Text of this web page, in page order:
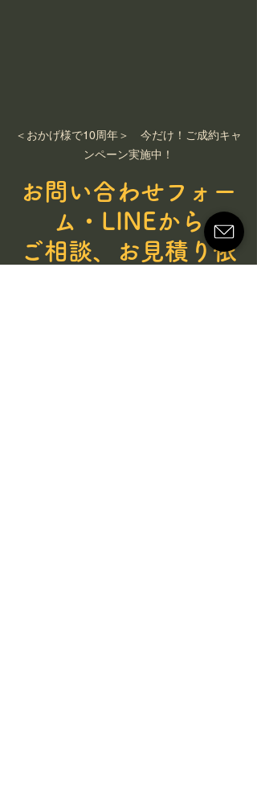
＜おかげ様で10周年＞　今だけ！ご成約キャ
ンペーン実施中！
お問い合わせフォー
ム・LINEから
ご相談、お見積り依